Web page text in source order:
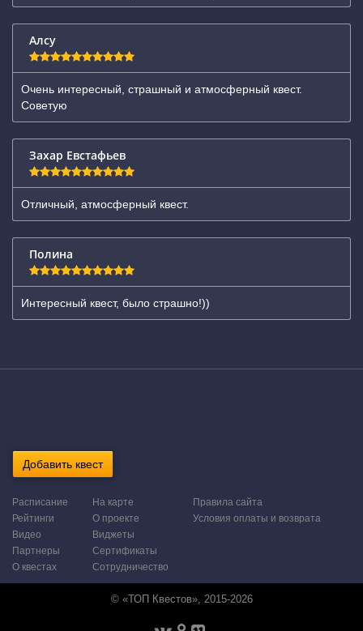
Алсу
Очень интересный, страшный и атмосферный квест.
Советую
Захар Евстафьев
Отличный, атмосферный квест.
Полина
Интересный квест, было страшно!))
Добавить квест
Расписание
Рейтинги
Видео
Партнеры
О квестах
На карте
О проекте
Виджеты
Сертификаты
Сотрудничество
Правила сайта
Условия оплаты и возврата
© «ТОП Квестов», 2015-2026